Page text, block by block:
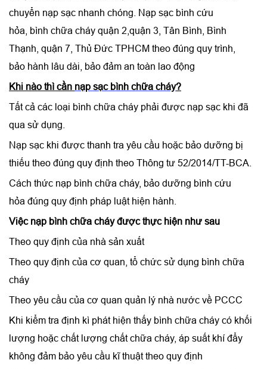
chuyển nạp sạc nhanh chóng.
Nạp sạc bình cứu
hỏa, bình chữa cháy quận 2,quận 3, Tân Bình, Bình
Thạnh, quận 7, Thủ Đức TPHCM theo đúng quy trình,
bảo hành lâu dài, bảo đảm an toàn lao động
Khi nào thì cần nạp sạc bình chữa cháy?
Tất cả các loại bình chữa cháy phải được nạp sạc khi đã
qua sử dụng.
Nạp sạc khi được thanh tra yêu cầu hoặc bảo dưỡng bị
thiếu theo đúng quy định theo Thông tư 52/2014/TT-BCA.
Cách thức nạp bình chữa cháy, bảo dưỡng bình cứu
hỏa đúng quy định pháp luật hiện hành.
Việc nạp bình chữa cháy được thực hiện như sau
Theo quy định của nhà sản xuất
Theo quy định của cơ quan, tổ chức sử dụng bình chữa
cháy
Theo yêu cầu của cơ quan quản lý nhà nước về PCCC
Khi kiểm tra định kì phát hiện thấy bình chữa cháy có khối
lượng hoặc chất lượng chất chữa cháy, áp suất khí đẩy
không đảm bảo yêu cầu kĩ thuật theo quy định